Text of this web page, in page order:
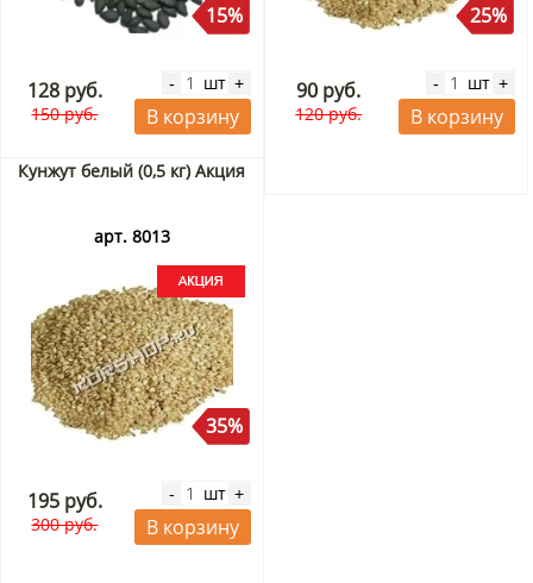
15%
128 руб.
150 руб.
- шт +
В корзину
25%
90 руб.
120 руб.
- шт +
В корзину
Кунжут белый (0,5 кг) Акция
арт. 8013
35%
195 руб.
300 руб.
- шт +
В корзину